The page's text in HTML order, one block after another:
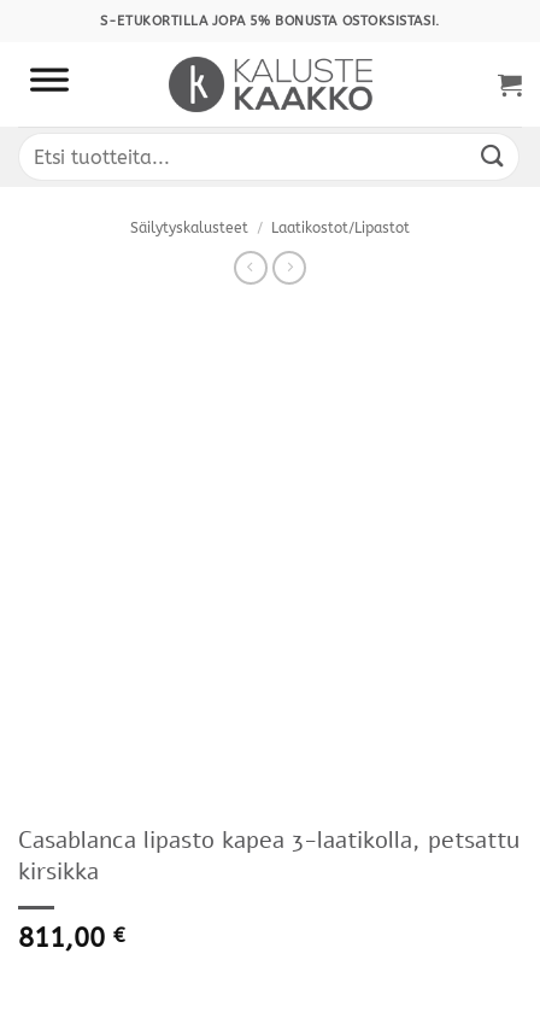
content
S-ETUKORTILLA JOPA 5% BONUSTA OSTOKSISTASI.
Etsi:
Säilytyskalusteet / Laatikostot/Lipastot
Casablanca lipasto kapea 3-laatikolla, petsattu
kirsikka
811,00 €